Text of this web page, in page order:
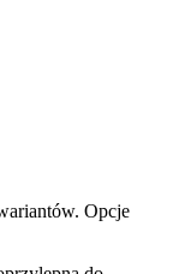
Opcje